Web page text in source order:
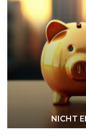
NICHT